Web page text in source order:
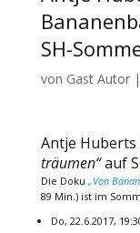
SH-
von Gast Autor|
Antje Huberts
träumen“auf
Die Doku „Von
89 Min.) ist im
Do, 22.6.2017,